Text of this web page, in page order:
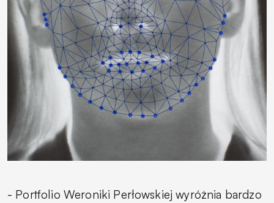
- Portfolio Weroniki Perłowskiej wyróżnia bardzo